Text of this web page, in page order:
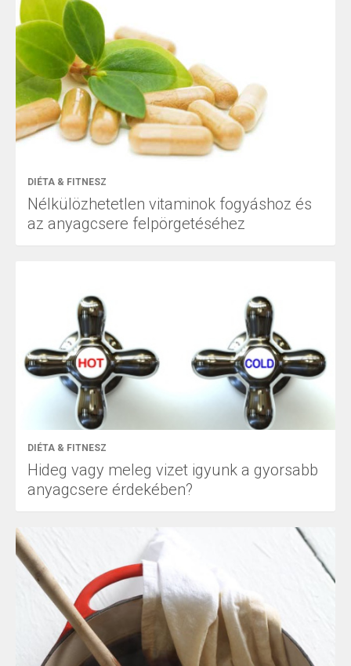
DIÉTA & FITNESZ
Nélkülözhetetlen vitaminok fogyáshoz és
az anyagcsere felpörgetéséhez
DIÉTA & FITNESZ
Hideg vagy meleg vizet igyunk a gyorsabb
anyagcsere érdekében?